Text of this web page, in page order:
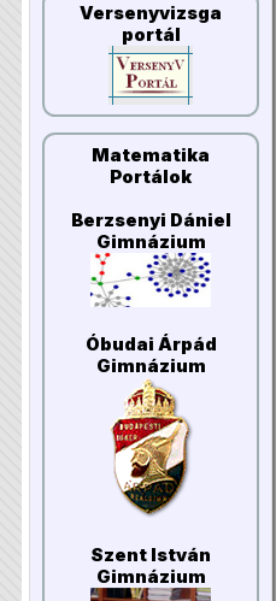
Versenyvizsga
portál
Matematika
Portálok
Berzsenyi Dániel
Gimnázium
Óbudai Árpád
Gimnázium
Szent István
Gimnázium